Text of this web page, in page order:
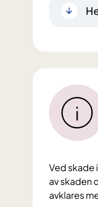
Ved skade
av skaden
avklares